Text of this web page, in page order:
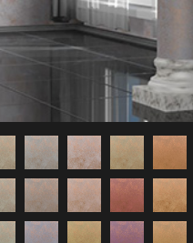
Техника
нанесения
Галерея
интерьеров